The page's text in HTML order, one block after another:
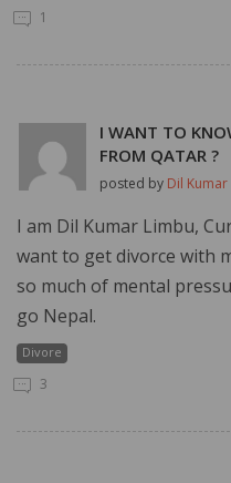
1
I WANT TO
FROM QATAR ?
posted by Dil
I am Dil Kumar Limbu,
want to get divorce with
so much of mental
go Nepal.
Divore
3